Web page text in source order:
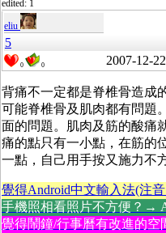
edited: 1
eliu
5
0 0 2007-12-22
背痛不一定都是脊椎骨造成
可能脊椎骨及肌肉都有問題
面的問題。肌肉及筋的酸痛
痛的點只有一小點，在筋的
一點，自己用手按又施力不
覺得Android中文輸入法(注
手機照相看照片不方便？→
覺得鬧鐘/行事曆有改進的